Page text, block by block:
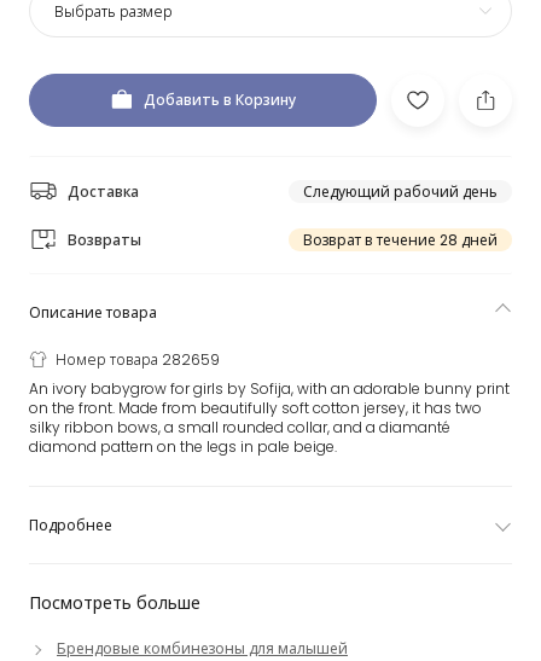
Выбрать размер
Добавить в Корзину
Доставка Следующий рабочий день
Возвраты Возврат в течение 28 дней
Посмотреть больше
Брендовые комбинезоны для малышей
Описание товара
Номер товара 282659
An ivory babygrow for girls by Sofija, with an adorable bunny print
on the front. Made from beautifully soft cotton jersey, it has two
silky ribbon bows, a small rounded collar, and a diamanté
diamond pattern on the legs in pale beige.
Подробнее